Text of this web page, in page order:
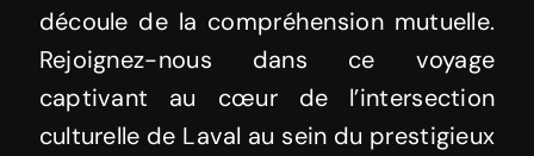
découle de la compréhension mutuelle.
Rejoignez-nous dans ce voyage
captivant au cœur de l’intersection
culturelle de Laval au sein du prestigieux